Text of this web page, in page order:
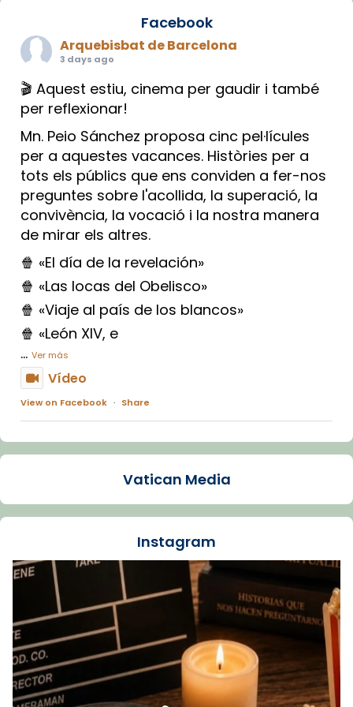
Facebook
Arquebisbat de Barcelona
3 days ago
🎬 Aquest estiu, cinema per gaudir i també
per reflexionar!
Mn. Peio Sánchez proposa cinc pel·lícules
per a aquestes vacances. Històries per a
tots els públics que ens conviden a fer-nos
preguntes sobre l'acollida, la superació, la
convivència, la vocació i la nostra manera
de mirar els altres.
🍿 «El día de la revelación»
🍿 «Las locas del Obelisco»
🍿 «Viaje al país de los blancos»
🍿 «León XIV, e
... Ver más
Vídeo
View on Facebook · Share
Arquebisbat de Barcelona
La Carmina va patir depressió. Fa gairebé
dos mesos, a l'Estadi Lluís Companys, la
Recupera l'entrevista comp
Vatican
tican News 👇
www.vaticannews.va/es/iglesia/news/2026-
07/carmina-historia-depresion-papa-viaje-
espana-testimoni...
Foto
Vatican Media
Instagram